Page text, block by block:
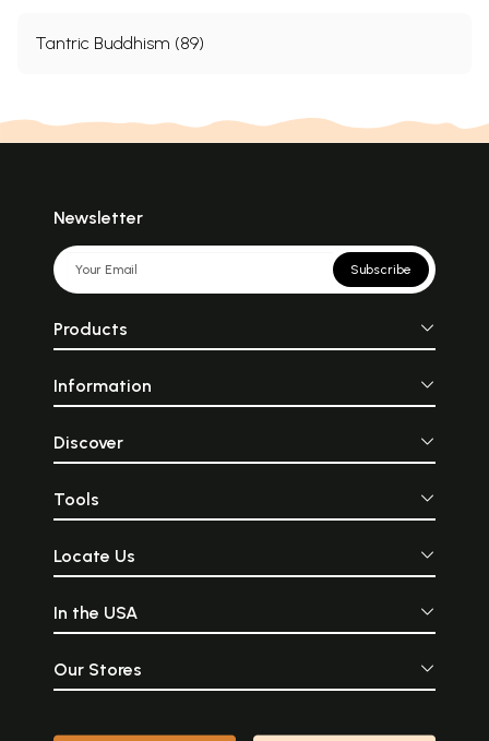
Tantric Buddhism (89)
Newsletter
Subscribe
Products
Information
Discover
Tools
Locate Us
In the USA
Our Stores